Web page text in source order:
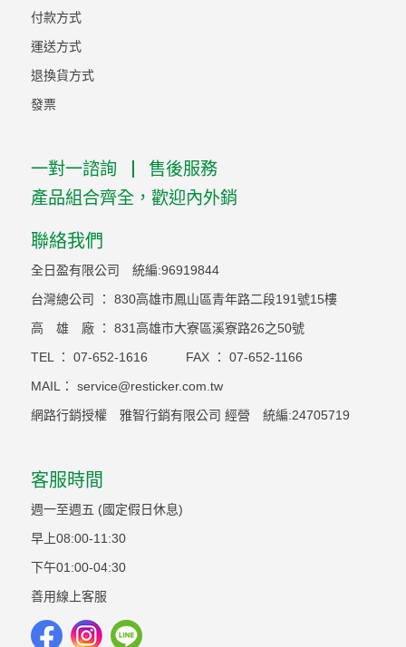
付款方式
運送方式
退換貨方式
發票
一對一諮詢
售後服務
產品組合齊全，歡迎內外銷
聯絡我們
全日盈有限公司 統編:96919844
台灣總公司 ： 830高雄市鳳山區青年路二段191號15樓
高 雄 廠 ： 831高雄市大寮區溪寮路26之50號
TEL ： 07-652-1616 FAX ： 07-652-1166
MAIL： service@resticker.com.tw
網路行銷授權 雅智行銷有限公司 經營 統編:24705719
客服時間
週一至週五 (國定假日休息)
早上08:00-11:30
下午01:00-04:30
善用線上客服